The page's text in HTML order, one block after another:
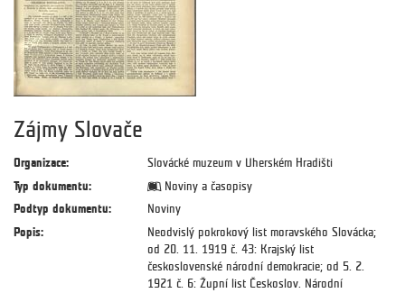
Zájmy Slovače
Organizace:
Slovácké muzeum v Uherském Hradišti
Typ dokumentu:
Noviny a časopisy
Podtyp dokumentu:
Noviny
Popis:
Neodvislý pokrokový list moravského Slovácka;
od 20. 11. 1919 č. 43: Krajský list
československé národní demokracie; od 5. 2.
1921 č. 6: Župní list Českoslov. Národní